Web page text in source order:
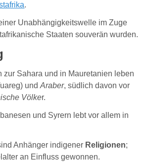
.
Unabhängigkeitswelle im Zuge
Staaten souverän wurden.
zur Sahara und in Mauretanien leben
undAraber, südlich davon vor
Völker.
und Syrern lebt vor allem in
Anhänger indigener Religionen;
an Einflussgewonnen.